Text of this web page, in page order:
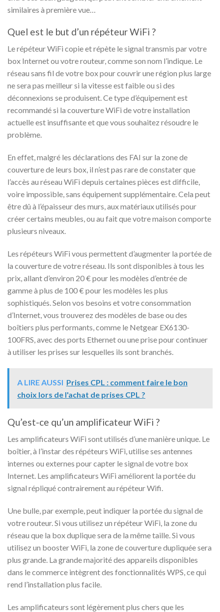
similaires à première vue…
Quel est le but d’un répéteur WiFi ?
Le répéteur WiFi copie et répète le signal transmis par votre
box Internet ou votre routeur, comme son nom l’indique. Le
réseau sans fil de votre box pour couvrir une région plus large
ne sera pas meilleur si la vitesse est faible ou si des
déconnexions se produisent. Ce type d’équipement est
recommandé si la couverture WiFi de votre installation
actuelle est insuffisante et que vous souhaitez résoudre le
problème.
En effet, malgré les déclarations des FAI sur la zone de
couverture de leurs box, il n’est pas rare de constater que
l’accès au réseau WiFi depuis certaines pièces est difficile,
voire impossible, sans équipement supplémentaire. Cela peut
être dû à l’épaisseur des murs, aux matériaux utilisés pour
créer certains meubles, ou au fait que votre maison comporte
plusieurs niveaux.
Les répéteurs WiFi vous permettent d’augmenter la portée de
la couverture de votre réseau. Ils sont disponibles à tous les
prix, allant d’environ 20 € pour les modèles d’entrée de
gamme à plus de 100 € pour les modèles les plus
sophistiqués. Selon vos besoins et votre consommation
d’Internet, vous trouverez des modèles de base ou des
boîtiers plus performants, comme le Netgear EX6130-
100FRS, avec des ports Ethernet ou une prise pour continuer
à utiliser les prises sur lesquelles ils sont branchés.
A LIRE AUSSI Prises CPL : comment faire le bon
choix lors de l'achat de prises CPL ?
Qu’est-ce qu’un amplificateur WiFi ?
Les amplificateurs WiFi sont utilisés d’une manière unique. Le
boîtier, à l’instar des répéteurs WiFi, utilise ses antennes
internes ou externes pour capter le signal de votre box
Internet. Les amplificateurs WiFi améliorent la portée du
signal répliqué contrairement au répéteur Wifi.
Une bulle, par exemple, peut indiquer la portée du signal de
votre routeur. Si vous utilisez un répéteur WiFi, la zone du
réseau que la box duplique sera de la même taille. Si vous
utilisez un booster WiFi, la zone de couverture dupliquée sera
plus grande. La grande majorité des appareils disponibles
dans le commerce intègrent des fonctionnalités WPS, ce qui
rend l’installation plus facile.
Les amplificateurs sont légèrement plus chers que les